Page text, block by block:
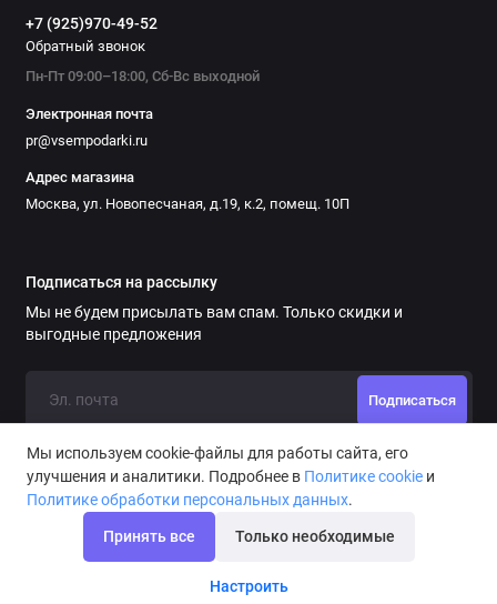
+7 (925)970-49-52
Обратный звонок
Пн-Пт 09:00–18:00, Сб-Вс выходной
Электронная почта
pr@vsempodarki.ru
Адрес магазина
Москва, ул. Новопесчаная, д.19, к.2, помещ. 10П
Подписаться на рассылку
Мы не будем присылать вам спам. Только скидки и
выгодные предложения
Подписаться
Мы используем cookie-файлы для работы сайта, его
улучшения и аналитики. Подробнее в Политике cookie и
Политике обработки персональных данных.
Принять все Только необходимые
Настроить